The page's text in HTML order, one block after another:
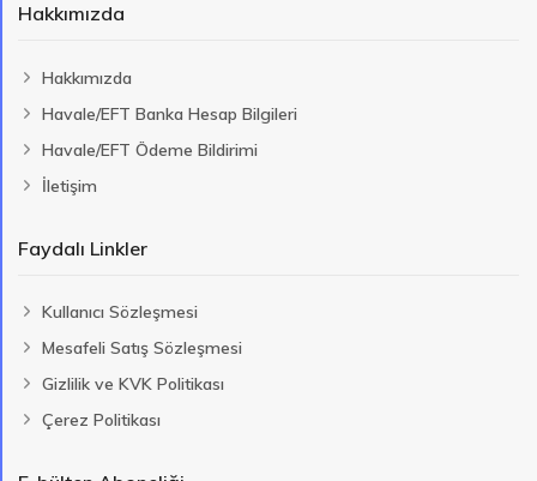
Hakkımızda
Hakkımızda
Havale/EFT Banka Hesap Bilgileri
Havale/EFT Ödeme Bildirimi
İletişim
Faydalı Linkler
Kullanıcı Sözleşmesi
Mesafeli Satış Sözleşmesi
Gizlilik ve KVK Politikası
Çerez Politikası